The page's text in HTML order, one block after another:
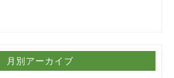
月別アーカイブ